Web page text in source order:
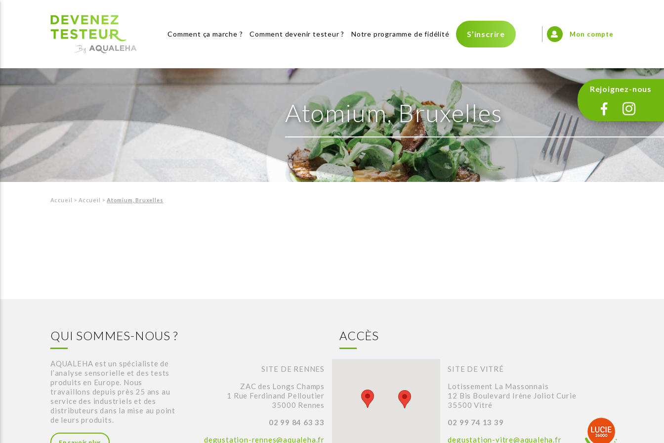
Comment ça marche ? Comment devenir testeur ? Notre programme de fidélité S’inscrire Mon compte
Rejoignez-nous
Atomium, Bruxelles
Accueil >Accueil >Atomium, Bruxelles
QUI SOMMES-NOUS ?
AQUALEHA est un spécialiste de
l’analyse sensorielle et des tests
produits en Europe. Nous
travaillons depuis près 25 ans au
service des industriels et des
distributeurs dans la mise au point
de leurs produits.
ACCÈS
SITE DE RENNES
ZAC des Longs Champs
1 Rue Ferdinand Pelloutier
35000 Rennes
02 99 84 63 33
degustation-rennes@aqualeha.fr
SITE DE VITRÉ
Lotissement La Massonnais
12 Bis Boulevard Irène Joliot Curie
35500 Vitré
02 99 74 13 39
degustation-vitre@aqualeha.fr